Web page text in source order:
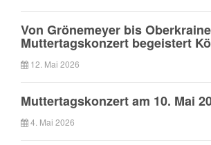
Von Grönemeyer bis
Muttertagskonzert begeistert
12. Mai 2026
Muttertagskonzert am 10. Mai
4. Mai 2026